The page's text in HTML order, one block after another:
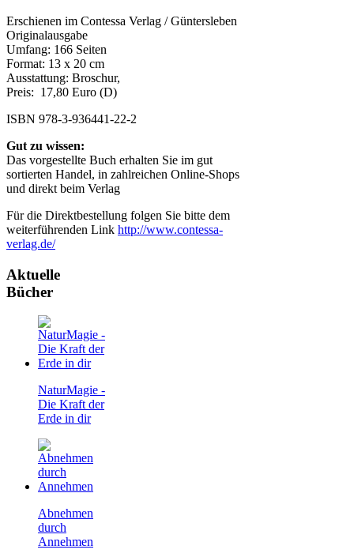
Erschienen im Contessa Verlag / Güntersleben
Originalausgabe
Umfang: 166 Seiten
Format: 13 x 20 cm
Ausstattung: Broschur,
Preis: 17,80 Euro (D)
ISBN 978-3-936441-22-2
Gut zu wissen:
Das vorgestellte Buch erhalten Sie im gut
sortierten Handel, in zahlreichen Online-Shops
und direkt beim Verlag
Für die Direktbestellung folgen Sie bitte dem
weiterführenden Link http://www.contessa-
verlag.de/
Aktuelle
Bücher
NaturMagie -
Die Kraft der
Erde in dir
Abnehmen
durch
Annehmen